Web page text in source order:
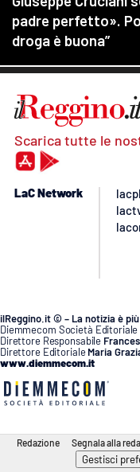
Scarica tutte le
LaC Network
ilReggino.it © – La notizia è
Diemmecom Società Editoriale
Direttore Responsabile
Direttore Editoriale Maria
www.diemmecom.it
Redazione Segnala alla
Gestisci